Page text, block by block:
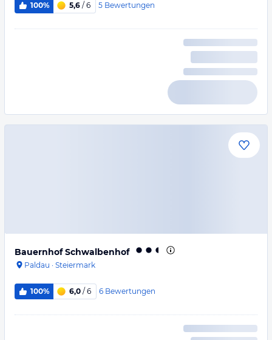
100% 5,6 / 6 5 Bewertungen
Bauernhof Schwalbenhof
Paldau · Steiermark
100% 6,0 / 6 6 Bewertungen